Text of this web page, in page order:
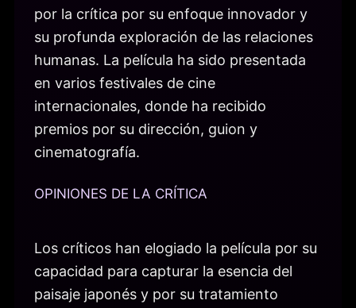
por la crítica por su enfoque innovador y
su profunda exploración de las relaciones
humanas. La película ha sido presentada
en varios festivales de cine
internacionales, donde ha recibido
premios por su dirección, guion y
cinematografía.
OPINIONES DE LA CRÍTICA
Los críticos han elogiado la película por su
capacidad para capturar la esencia del
paisaje japonés y por su tratamiento